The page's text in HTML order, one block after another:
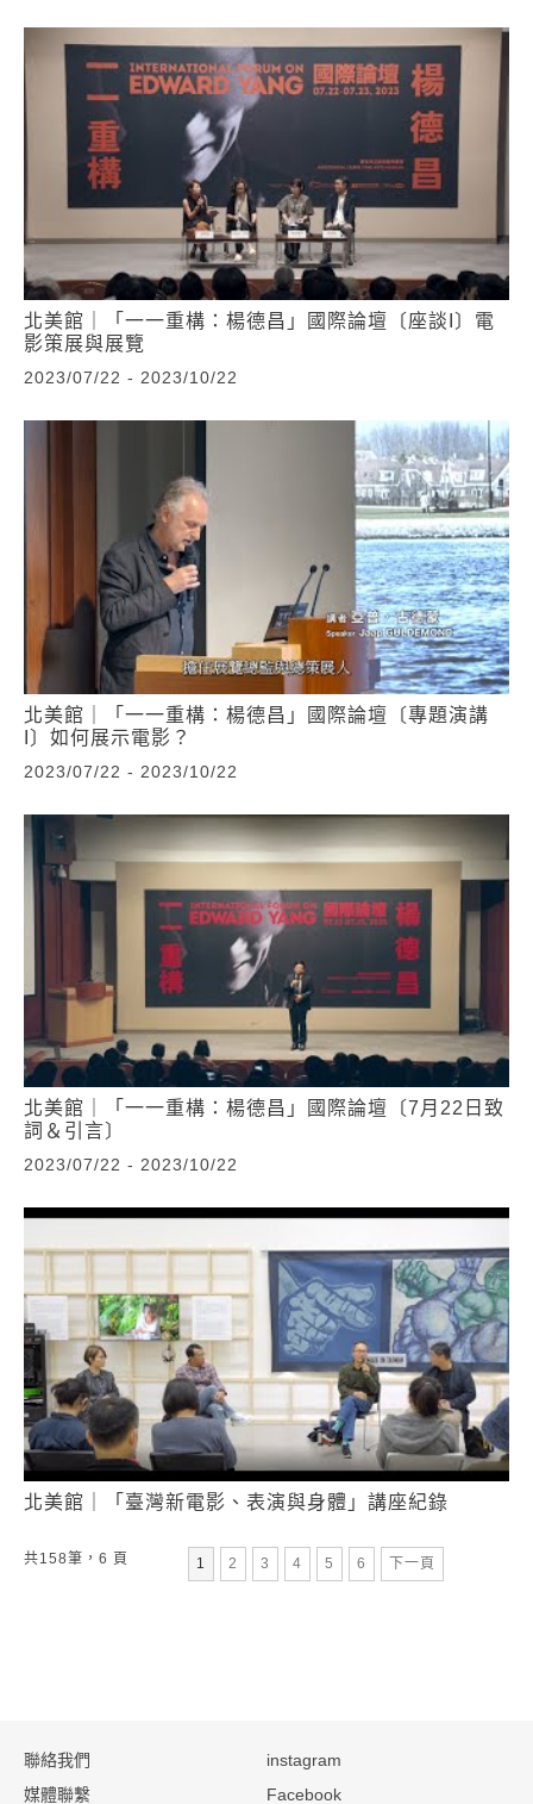
北美館｜「一一重構：楊德昌」國際論壇〔座談I〕電
影策展與展覽
2023/07/22 - 2023/10/22
北美館｜「一一重構：楊德昌」國際論壇〔專題演講
I〕如何展示電影？
2023/07/22 - 2023/10/22
北美館｜「一一重構：楊德昌」國際論壇〔7月22日致
詞＆引言〕
2023/07/22 - 2023/10/22
北美館｜「臺灣新電影、表演與身體」講座紀錄
1 第
2 第
3 第
4 第
5 第
6 下一頁
共158筆，6 頁
聯絡我們
媒體聯繫
instagram
Facebook